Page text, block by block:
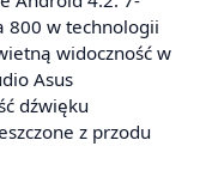
800 w technologii
widoczność w
Asus
dźwięku
z przodu